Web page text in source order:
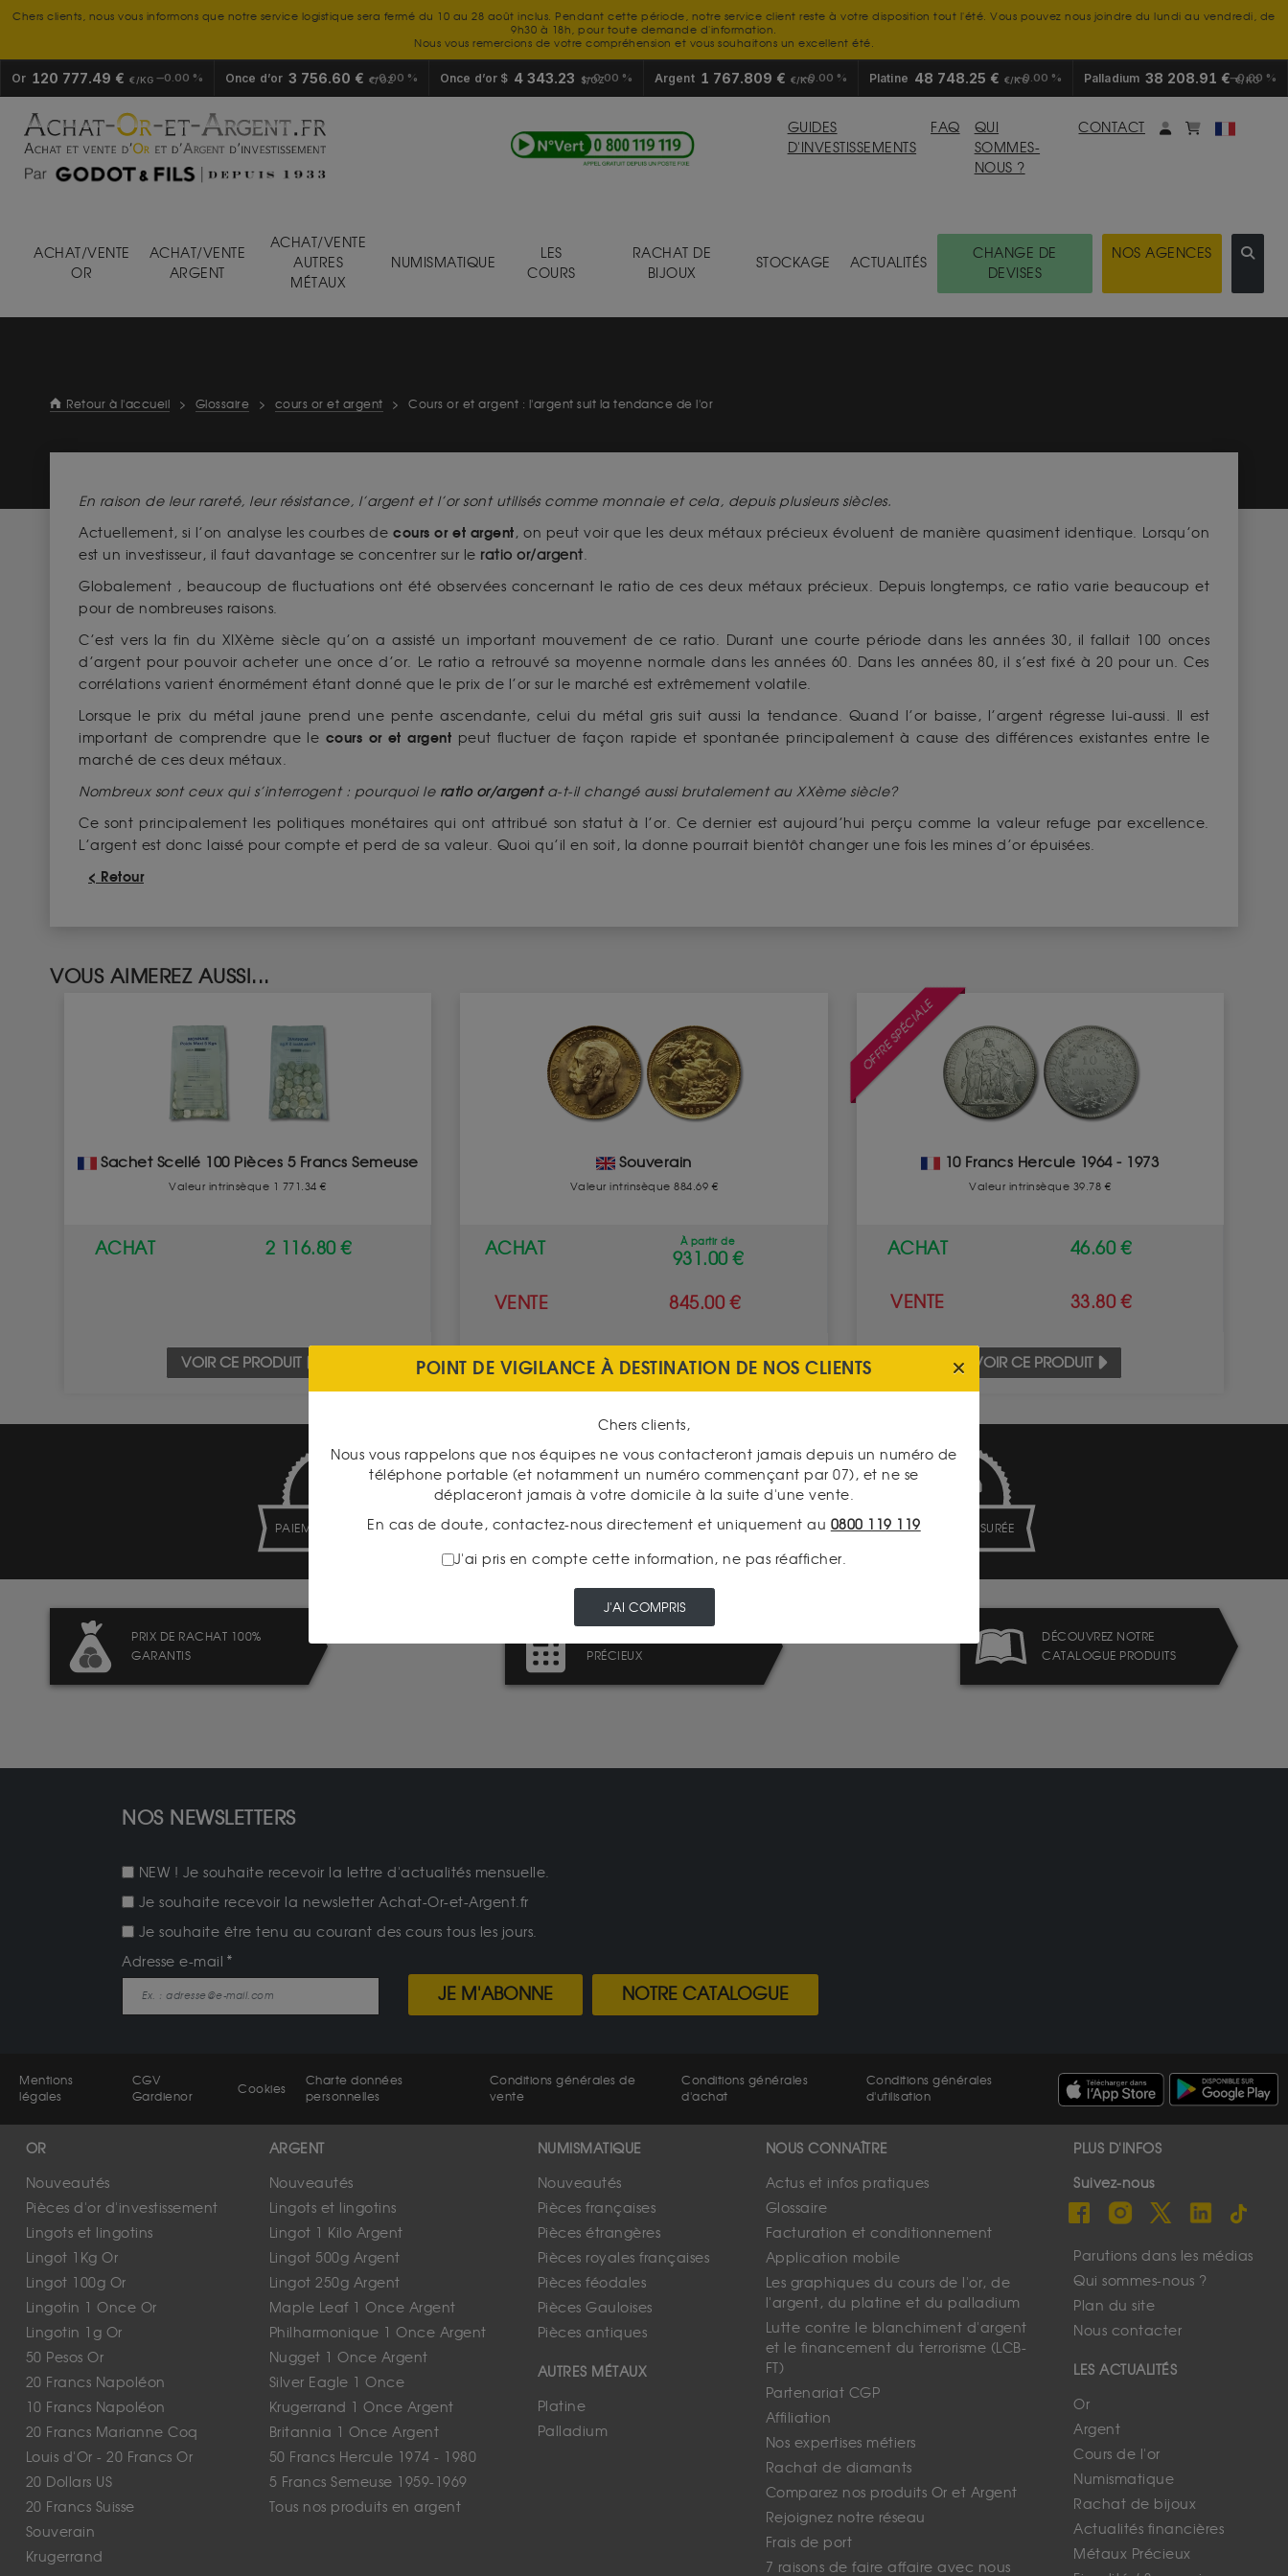
Chers clients, nous vous informons que notre service logistique sera fermé du 10 au 28 août inclus. Pendant cette période, notre service client reste à votre disposition tout l'été. Vous pouvez nous joindre du lundi au vendredi, de
9h30 à 18h, pour toute demande d'information.
Nous vous remercions de votre compréhension et vous souhaitons un excellent été.
Or 120 777.49 € €/KG 0.00 % Once d’or 3 756.60 € €/OZ
0.00 % Once d’or $ 4 343.23 $/OZ0.00 % Argent 1 767.809 € €/KG0.00 % Platine 48 748.25 € €/KG0.00 % Palladium 38 208.91 €€/KG
0.00 %
GUIDES
D'INVESTISSEMENTS
FAQ
QUI
SOMMES-
NOUS ?
CONTACT Mon compte
monpanier
ACHAT/VENTE
OR
ACHAT/VENTE
ARGENT
ACHAT/VENTE
AUTRES
MÉTAUX
NUMISMATIQUE
LES
COURS
RACHAT DE
BIJOUX
STOCKAGE ACTUALITÉS
CHANGE DE
DEVISES
NOS AGENCES
Retour à l'accueil > Glossaire > cours or et argent > Cours or et argent : l'argent suit la tendance de l'or
En raison de leur rareté, leur résistance, l’argent et l’or sont utilisés comme monnaie et cela, depuis plusieurs siècles.
Actuellement, si l’on analyse les courbes decours or et argent, on peut voir que les deux métaux précieux évoluent de manière quasiment identique. Lorsqu’on
est un investisseur, il faut davantage se concentrer sur le ratio or/argent.
Globalement , beaucoup de fluctuations ont été observées concernant le ratio de ces deux métaux précieux. Depuis longtemps, ce ratio varie beaucoup et
pour de nombreuses raisons.
C’est vers la fin du XIXème siècle qu’on a assisté un important mouvement de ce ratio. Durant une courte période dans les années 30, il fallait 100 onces
d’argent pour pouvoir acheter une once d’or. Le ratio a retrouvé sa moyenne normale dans les années 60. Dans les années 80, il s’est fixé à 20 pour un. Ces
corrélations varient énormément étant donné que le prix de l’or sur le marché est extrêmement volatile.
Lorsque le prix du métal jaune prend une pente ascendante, celui du métal gris suit aussi la tendance. Quand l’or baisse, l’argent régresse lui-aussi. Il est
important de comprendre que le cours or et argent peut fluctuer de façon rapide et spontanée principalement à cause des différences existantes entre le
marché de ces deux métaux.
Nombreux sont ceux qui s’interrogent : pourquoi le ratio or/argenta-t-il changé aussi brutalement au XXème siècle?
Ce sont principalement les politiques monétaires qui ont attribué son statut à l’or. Ce dernier est aujourd’hui perçu comme la valeur refuge par excellence.
L’argent est donc laissé pour compte et perd de sa valeur. Quoi qu’il en soit, la donne pourrait bientôt changer une fois les mines d’or épuisées.
< Retour
VOUS AIMEREZ AUSSI...
Sachet Scellé 100 Pièces 5 Francs Semeuse
Valeur intrinsèque 1 771.34 €
ACHAT 2 116.80 €
VOIR CE PRODUIT
Souverain
Valeur intrinsèque 884.69 €
ACHAT À partir de
931.00 €
VENTE 845.00 €
VOIR CE PRODUIT
OFFRE SPÉCIALE
10 Francs Hercule 1964 - 1973
Valeur intrinsèque 39.78 €
ACHAT 46.60 €
VENTE 33.80 €
VOIR CE PRODUIT
PAIEMENT SECURISÉ
TRANSPARENCE DES
LIVRAISON ASSURÉE
PRIX DE RACHAT 100%
GARANTIS
PRÉCIEUX
DÉCOUVREZ NOTRE
CATALOGUE PRODUITS
NOS NEWSLETTERS
NEW ! Je souhaite recevoir la lettre d'actualités mensuelle.
Je souhaite recevoir la newsletter Achat-Or-et-Argent.fr
Je souhaite être tenu au courant des cours tous les jours.
Adresse e-mail
JE M'ABONNE NOTRE CATALOGUE
Mentions
légales
CGV
Gardienor
Cookies
Charte données
personnelles
Conditions générales de
vente
Conditions générales
d'achat
Conditions générales
d'utilisation
OR
Nouveautés
Pièces d'or d'investissement
Lingots et lingotins
Lingot 1Kg Or
Lingot 100g Or
Lingotin 1 Once Or
Lingotin 1g Or
50 Pesos Or
20 Francs Napoléon
10 Francs Napoléon
20 Francs Marianne Coq
Louis d'Or - 20 Francs Or
20 Dollars US
20 Francs Suisse
Souverain
Krugerrand
ARGENT
Nouveautés
Lingots et lingotins
Lingot 1 Kilo Argent
Lingot 500g Argent
Lingot 250g Argent
Maple Leaf 1 Once Argent
Philharmonique 1 Once Argent
Nugget 1 Once Argent
Silver Eagle 1 Once
Krugerrand 1 Once Argent
Britannia 1 Once Argent
50 Francs Hercule 1974 - 1980
5 Francs Semeuse 1959-1969
Tous nos produits en argent
NUMISMATIQUE
Nouveautés
Pièces françaises
Pièces étrangères
Pièces royales françaises
Pièces féodales
Pièces Gauloises
Pièces antiques
AUTRES MÉTAUX
Platine
Palladium
NOUS CONNAÎTRE
Actus et infos pratiques
Glossaire
Facturation et conditionnement
Application mobile
Les graphiques du cours de l'or, de
l'argent, du platine et du palladium
Lutte contre le blanchiment d'argent
et le financement du terrorisme (LCB-
FT)
Partenariat CGP
Affiliation
Nos expertises métiers
Rachat de diamants
Comparez nos produits Or et Argent
Rejoignez notre réseau
Frais de port
7 raisons de faire affaire avec nous
PLUS D'INFOS
Suivez-nous
Parutions dans les médias
Qui sommes-nous ?
Plan du site
Nous contacter
LES ACTUALITÉS
Or
Argent
Cours de l'or
Numismatique
Rachat de bijoux
Actualités financières
Métaux Précieux
POINT DE VIGILANCE À DESTINATION DE NOS CLIENTS
Chers clients,
Nous vous rappelons que nos équipes ne vous contacteront jamais depuis un numéro de
téléphone portable (et notamment un numéro commençant par 07), et ne se
déplaceront jamais à votre domicile à la suite d'une vente.
En cas de doute, contactez-nous directement et uniquement au 0800 119 119
J'ai pris en compte cette information, ne pas réafficher.
J'AI COMPRIS